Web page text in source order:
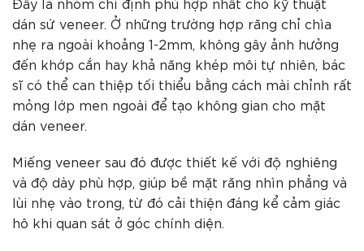
dán sứ veneer. Ở những trường hợp răng chỉ chìa
nhẹ ra ngoài khoảng 1-2mm, không gây ảnh hưởng
đến khớp cắn hay khả năng khép môi tự nhiên, bác
sĩ có thể can thiệp tối thiểu bằng cách mài chỉnh rất
mỏng lớp men ngoài để tạo không gian cho mặt
dán veneer.
Miếng veneer sau đó được thiết kế với độ nghiêng
và độ dày phù hợp, giúp bề mặt răng nhìn phẳng và
lùi nhẹ vào trong, từ đó cải thiện đáng kể cảm giác
hô khi quan sát ở góc chính diện.